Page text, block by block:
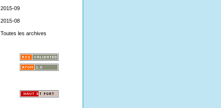
2015-09
2015-08
Toutes les archives